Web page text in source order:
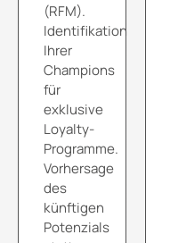
(RFM).
Identifikation
Ihrer
Champions
für
exklusive
Loyalty-
Programme.
Vorhersage
des
künftigen
Potenzials